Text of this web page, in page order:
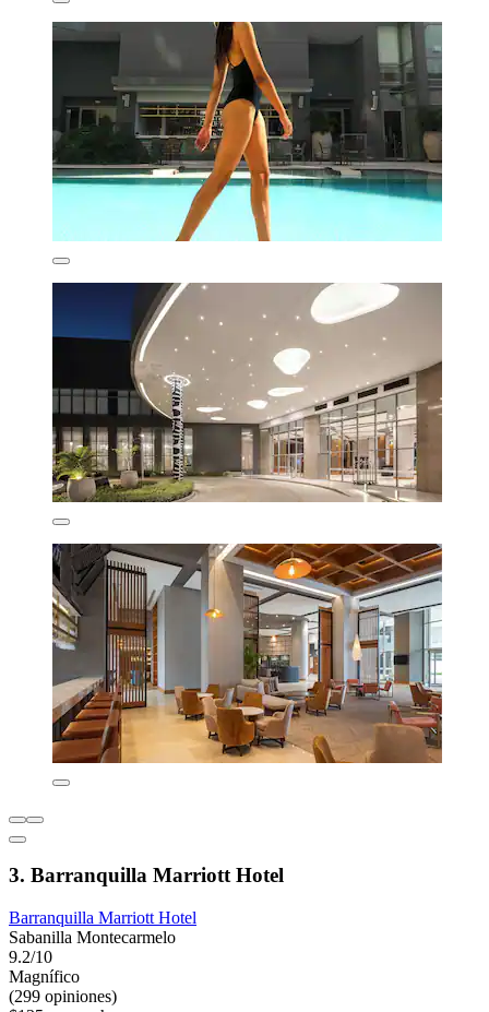
3. Barranquilla Marriott Hotel
Barranquilla Marriott Hotel
Sabanilla Montecarmelo
9.2/10
Magnífico
(299 opiniones)